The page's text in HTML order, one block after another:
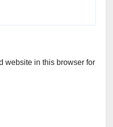
website in this browser for